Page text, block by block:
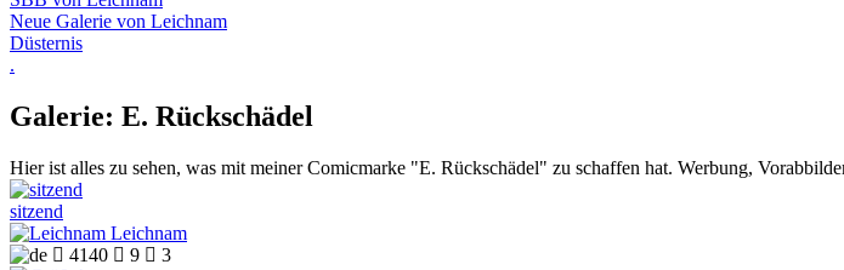
Neue Galerie von Leichnam
Düsternis
.
Galerie: E. Rückschädel
Hier ist alles zu sehen, was mit meiner Comicmarke "E. Rückschädel" zu schaffen hat. Werbung,
sitzend
Leichnam
 4140  9  3